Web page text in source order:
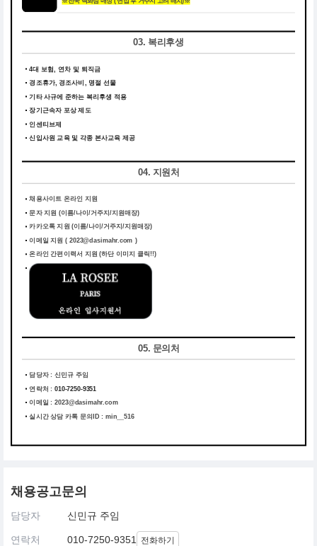
03. 복리후생
4대 보험, 연차 및 퇴직금
경조휴가, 경조사비, 명절 선물
기타 사규에 준하는 복리후생 적용
장기근속자 포상 제도
인센티브제
신입사원 교육 및 각종 본사교육 제공
04. 지원처
채용사이트 온라인 지원
문자 지원 (이름/나이/거주지/지원매장)
카카오톡 지원 (이름/나이/거주지/지원매장)
이메일 지원 ( 2023@dasimahr.com )
온라인 간편이력서 지원 (하단 이미지 클릭!!)
05. 문의처
담당자 : 신민규 주임
연락처 :010-7250-9351
이메일 :2023@dasimahr.com
실시간 상담 카톡 문의ID : min__516
채용공고문의
담당자 신민규 주임
연락처 010-7250-9351 전화하기